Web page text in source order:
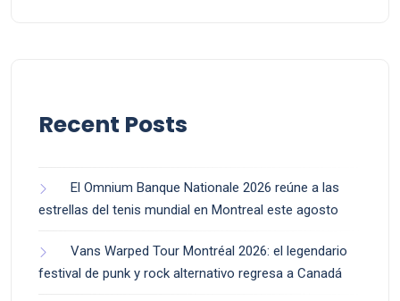
Recent Posts
El Omnium Banque Nationale 2026 reúne a las
estrellas del tenis mundial en Montreal este agosto
Vans Warped Tour Montréal 2026: el legendario
festival de punk y rock alternativo regresa a Canadá